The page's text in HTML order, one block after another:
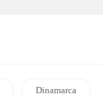
Dinamarca